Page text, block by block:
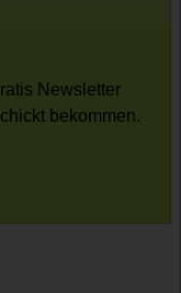
Newsletter
bekommen.